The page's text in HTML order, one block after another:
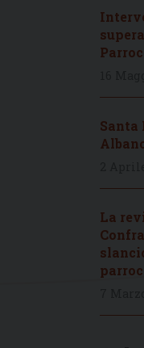
Santa
La